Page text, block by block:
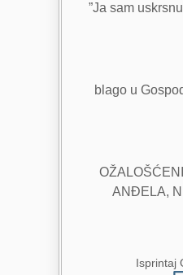
”Ja sam
blago u
ANĐELA,
Isprintaj